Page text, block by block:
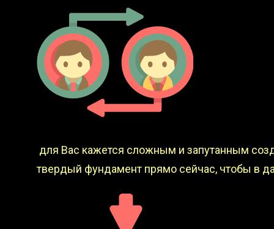
для Вас кажется сложным и запутанным
твердый фундамент прямо сейчас, чтобы в